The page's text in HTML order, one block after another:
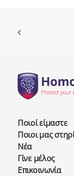
Ποιοί είμαστε
Ποιοι μας
Νέα
Γίνε μέλος
Επικοινωνία